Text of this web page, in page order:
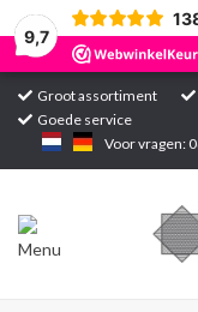
9,7
Groot assortiment
Goede service
Voor vragen:
Home